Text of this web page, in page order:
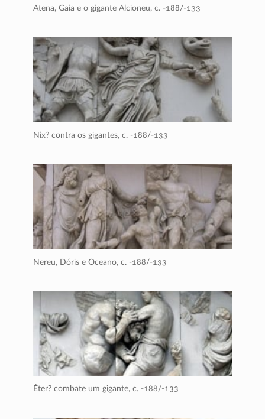
Atena, Gaia e o gigante Alcioneu, c. -188/-133
Nix? contra os gigantes, c. -188/-133
Nereu, Dóris e Oceano, c. -188/-133
Éter? combate um gigante, c. -188/-133